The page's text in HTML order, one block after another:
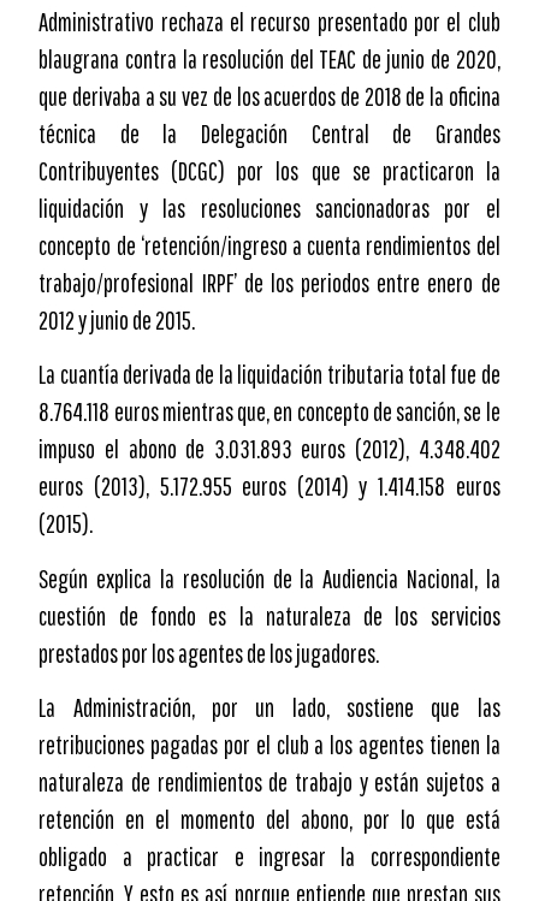
Administrativo rechaza el recurso presentado por el club
blaugrana contra la resolución del TEAC de junio de 2020,
que derivaba a su vez de los acuerdos de 2018 de la oficina
técnica de la Delegación Central de Grandes
Contribuyentes (DCGC) por los que se practicaron la
liquidación y las resoluciones sancionadoras por el
concepto de ‘retención/ingreso a cuenta rendimientos del
trabajo/profesional IRPF’ de los periodos entre enero de
2012 y junio de 2015.
La cuantía derivada de la liquidación tributaria total fue de
8.764.118 euros mientras que, en concepto de sanción, se le
impuso el abono de 3.031.893 euros (2012), 4.348.402
euros (2013), 5.172.955 euros (2014) y 1.414.158 euros
(2015).
Según explica la resolución de la Audiencia Nacional, la
cuestión de fondo es la naturaleza de los servicios
prestados por los agentes de los jugadores.
La Administración, por un lado, sostiene que las
retribuciones pagadas por el club a los agentes tienen la
naturaleza de rendimientos de trabajo y están sujetos a
retención en el momento del abono, por lo que está
obligado a practicar e ingresar la correspondiente
retención. Y esto es así porque entiende que prestan sus